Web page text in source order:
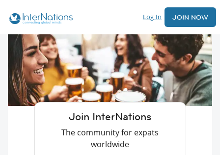
Log In JOIN NOW
Join InterNations
The community for expats
worldwide